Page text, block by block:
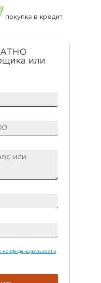
покупка в кредит
или
конфиденциальности